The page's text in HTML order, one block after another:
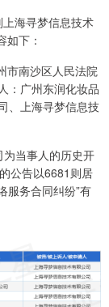
海寻梦信息技术
下：
市南沙区人民法院
：广州东润化妆品
、上海寻梦信息技
当事人的历史开
公告以6681则居
服务合同纠纷”有